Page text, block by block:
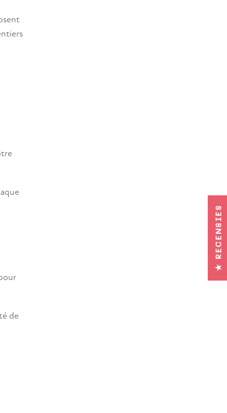
de
★ RECENSIES